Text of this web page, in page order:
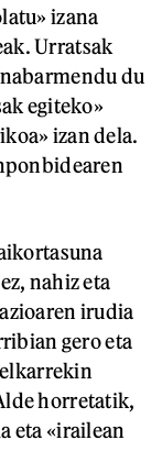
izana
Urratsak
du
egiteko»
izan dela.
nahiz eta
irudia
gero eta
horretatik,
eta «irailean